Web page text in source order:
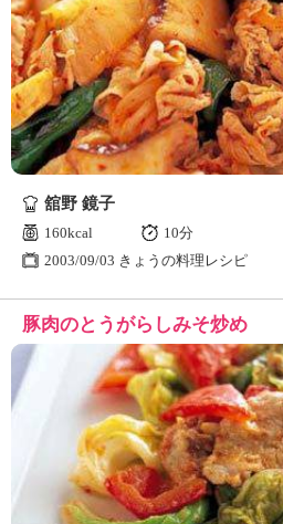
舘野 鏡子
160kcal
10分
2003/09/03 きょうの料理レシピ
豚肉のとうがらしみそ炒め